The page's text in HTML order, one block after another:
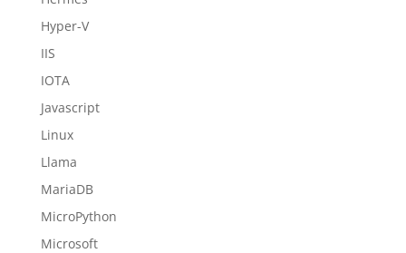
Hyper-V
IIS
IOTA
Javascript
Linux
Llama
MariaDB
MicroPython
Microsoft